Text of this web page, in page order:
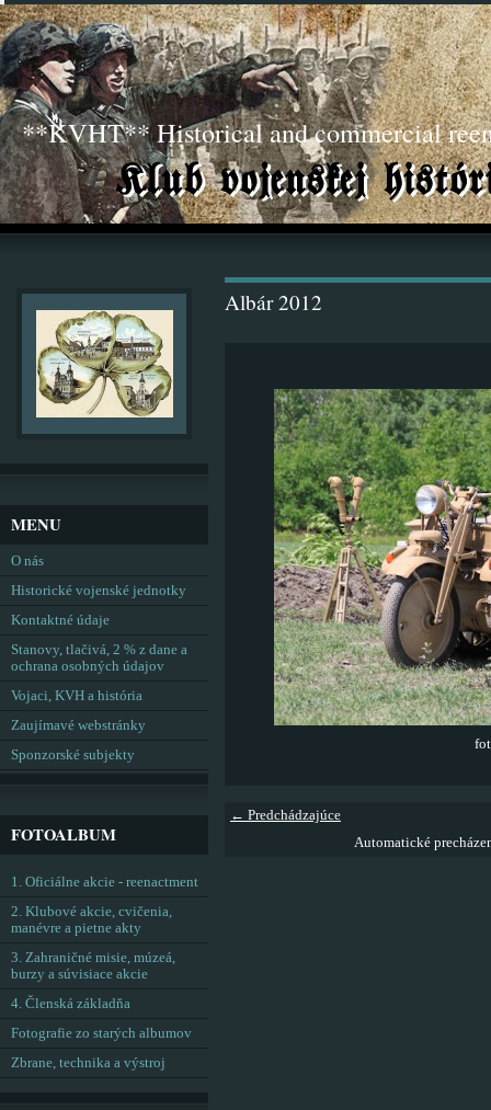
**KVHT** Historical and commercial
Albár 2012
← Predchádzajúce
Automatické
MENU
O nás
Historické vojenské jednotky
Kontaktné údaje
Stanovy, tlačivá, 2 % z dane a
ochrana osobných údajov
Vojaci, KVH a história
Zaujímavé webstránky
Sponzorské subjekty
FOTOALBUM
1. Oficiálne akcie - reenactment
2. Klubové akcie, cvičenia,
manévre a pietne akty
3. Zahraničné misie, múzeá,
burzy a súvisiace akcie
4. Členská základňa
Fotografie zo starých albumov
Zbrane, technika a výstroj